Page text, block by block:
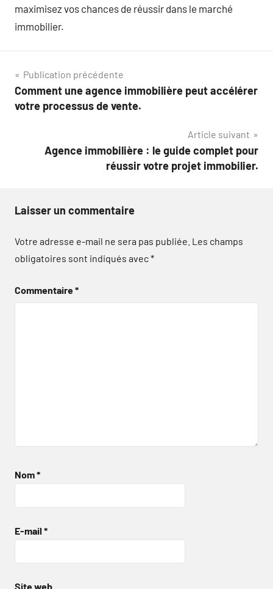
maximisez vos chances de réussir dans le marché
immobilier.
Navigation
de
Publication précédente
Comment une agence immobilière peut accélérer
votre processus de vente.
Article suivant
Agence immobilière : le guide complet pour
réussir votre projet immobilier.
Laisser un commentaire
Votre adresse e-mail ne sera pas publiée. Les champs
obligatoires sont indiqués avec*
Commentaire*
Nom*
E-mail *
Site web